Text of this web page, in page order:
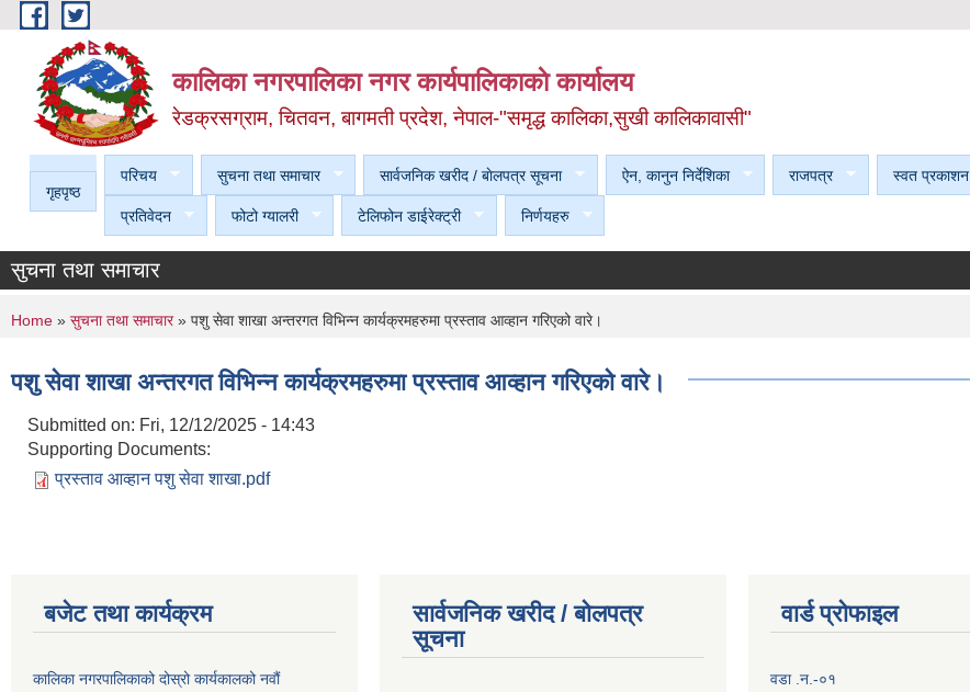
Skip to main content
कालिका नगरपालिका नगर कार्यपालिकाकाे कार्यालय
रेडक्रसग्राम, चितवन, बागमती प्रदेश, नेपाल-"समृद्ध कालिका,सुखी कालिकावासी"
गृहपृष्ठ
परिचय सुचना तथा समाचार सार्वजनिक खरीद / बाेलपत्र सूचना ऐन, कानुन निर्देशिका राजपत्र स्वत प्रकाशन
प्रतिवेदन फोटो ग्यालरी टेलिफोन डाईरेक्ट्री निर्णयहरु
सुचना तथा समाचार
You are here
Home » सुचना तथा समाचार» पशु सेवा शाखा अन्तरगत विभिन्न कार्यक्रमहरुमा प्रस्ताव आव्हान गरिएको वारे।
पशु सेवा शाखा अन्तरगत विभिन्न कार्यक्रमहरुमा प्रस्ताव आव्हान गरिएको वारे।
Submitted on: Fri, 12/12/2025 - 14:43
Supporting Documents:
प्रस्ताव आव्हान पशु सेवा शाखा.pdf
बजेट तथा कार्यक्रम
कालिका नगरपालिकाको दोस्रो कार्यकालको नवौं
सार्वजनिक खरीद / बाेलपत्र
सूचना
वार्ड प्राेफाइल
वडा .न.-०१